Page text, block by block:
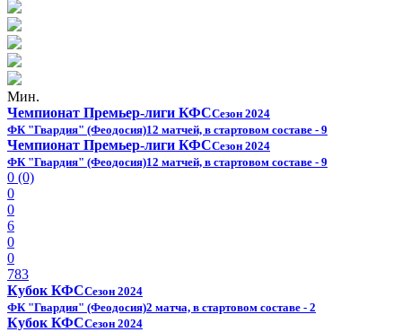
Мин.
Чемпионат Премьер-лиги КФССезон 2024
ФК "Гвардия" (Феодосия)12 матчей, в стартовом составе - 9
Чемпионат Премьер-лиги КФССезон 2024
ФК "Гвардия" (Феодосия)12 матчей, в стартовом составе - 9
0 (0)
0
0
6
0
0
783
Кубок КФССезон 2024
ФК "Гвардия" (Феодосия)2 матча, в стартовом составе - 2
Кубок КФССезон 2024